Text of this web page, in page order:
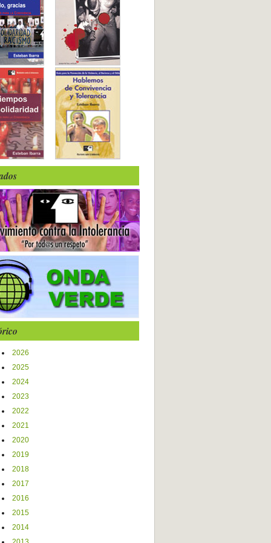
2026
2025
2024
2023
2022
2021
2020
2019
2018
2017
2016
2015
2014